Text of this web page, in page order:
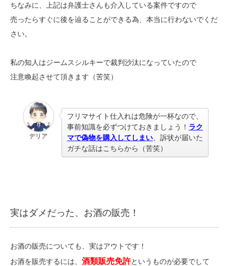
ちなみに、上記は弁護士さんも介入している案件ですので
売ったらすぐに後を辿ることができる為、本当に行わないでくだ
さい。
私の知人はジームスシルキーで裁判沙汰になっていたので
注意喚起させて頂きます（苦笑）
デリア
フリマサイト仕入れは危険が一杯なので、
事前知識を必ずつけておきましょう！ ラク
マで偽物を購入してしまい、訴状が届いた
ガチな話はこちらから（苦笑）
実はダメだった、お酒の販売！
お酒の販売についても、実はアウトです！
お酒を販売するには、 酒類販売免許というものが必要でして